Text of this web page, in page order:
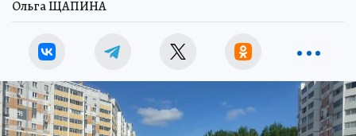
Ольга ЩАПИНА